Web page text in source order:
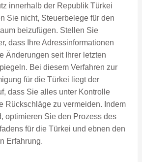
innerhalb der Republik Türkei
Sie nicht, Steuerbelege für den
beizufügen. Stellen Sie
dass Ihre Adressinformationen
Änderungen seit Ihrer letzten
Bei diesem Verfahren zur
für die Türkei liegt der
dass Sie alles unter Kontrolle
Rückschläge zu vermeiden. Indem
optimieren Sie den Prozess des
für die Türkei und ebnen den
Erfahrung.